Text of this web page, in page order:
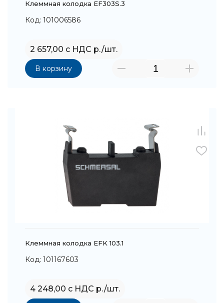
Клеммная колодка EF303S.3
Код: 101006586
2 657,00 с НДС р./шт.
В корзину
Клеммная колодка EFK 103.1
Код: 101167603
4 248,00 с НДС р./шт.